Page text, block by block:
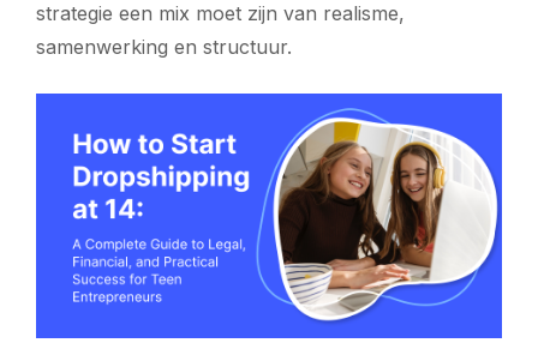
strategie een mix moet zijn van realisme,
samenwerking en structuur.